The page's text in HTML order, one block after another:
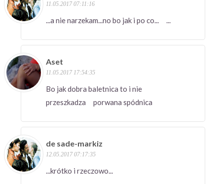
11.05.2017 07:11:16
...a nie narzekam...no bo jak i po co... ...
Aset
11.05.2017 17:54:35
Bo jak dobra baletnica to i nie
przeszkadza porwana spódnica
de sade-markiz
12.05.2017 07:17:35
...krótko i rzeczowo...